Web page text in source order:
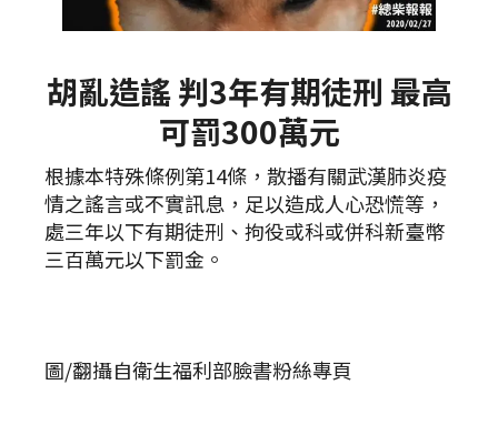
胡亂造謠 判3年有期徒刑 最高
可罰300萬元
根據本特殊條例第14條，散播有關武漢肺炎疫
情之謠言或不實訊息，足以造成人心恐慌等，
處三年以下有期徒刑、拘役或科或併科新臺幣
三百萬元以下罰金。
圖/翻攝自衛生福利部臉書粉絲專頁